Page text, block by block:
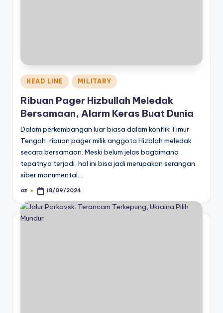
Posted
in
HEAD LINE MILITARY
Ribuan Pager Hizbullah Meledak
Bersamaan, Alarm Keras Buat Dunia
Dalam perkembangan luar biasa dalam konflik Timur
Tengah, ribuan pager milik anggota Hizblah meledak
secara bersamaan. Meski belum jelas bagaimana
tepatnya terjadi, hal ini bisa jadi merupakan serangan
siber monumental.…
Posted
az 18/09/2024